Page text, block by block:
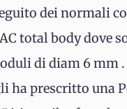
dei normali
total body dove
di diam 6 mm .
ha prescritto una